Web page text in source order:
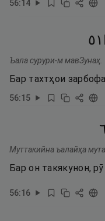
56:14
١٥
Ъала сурури-м мавЗунаҳ.
Бар тахтҳои
56:15
Муттакиӣна ъалайҳа
Бар он такякунон,
56:16